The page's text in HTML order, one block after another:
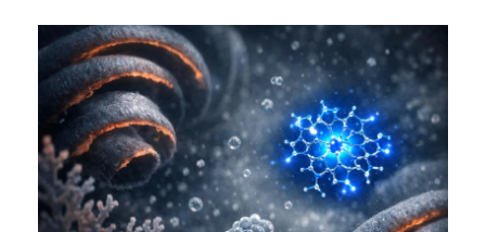
Español
Português
Ελληνικά
Türkçe
Română
简体中文